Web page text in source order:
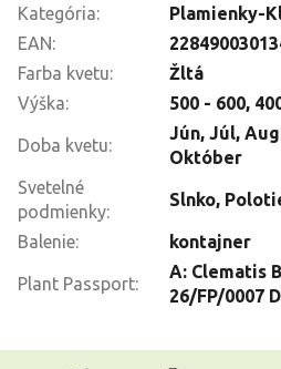
Kategória:
Plamienky-
EAN:
Farba kvetu:
Žltá
Výška: 500 - 600,
Doba kvetu:
Jún, Júl,
Október
Svetelné
podmienky:
Slnko,
Balenie: kontajner
Plant Passport:
A: Clematis
26/FP/0007